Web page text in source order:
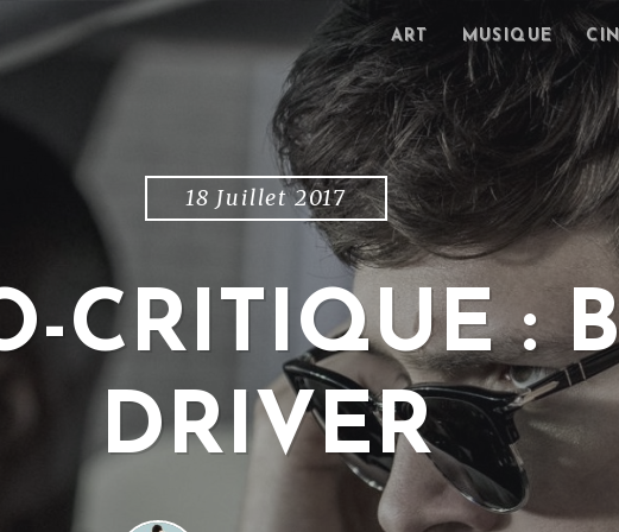
ART MUSIQUE
18 Juillet 2017
CRITIQUE :
DRIVER